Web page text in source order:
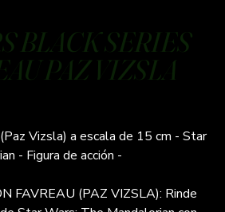
BLACK SERIES
PAZ VIZSLA
Vizsla) a escala de 15 cm - Star
- Figura de acción -
FAVREAU (PAZ VIZSLA): Rinde